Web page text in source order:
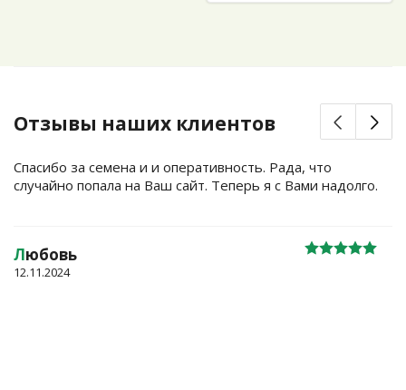
Отзывы наших клиентов
Спасибо за семена и и оперативность. Рада, что
случайно попала на Ваш сайт. Теперь я с Вами надолго.
Любовь
12.11.2024